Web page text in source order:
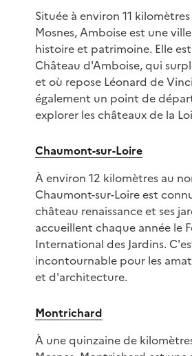
Située à environ 11
Mosnes, Amboise est une
histoire et patrimoine. Elle
Château d'Amboise, qui
et où repose Léonard de
également un point de
explorer les châteaux de la
Chaumont-sur-Loire
À environ 12 kilomètres au
Chaumont-sur-Loire est
château renaissance et ses
accueillent chaque année le
International des Jardins.
incontournable pour les
et d'architecture.
Montrichard
À une quinzaine de